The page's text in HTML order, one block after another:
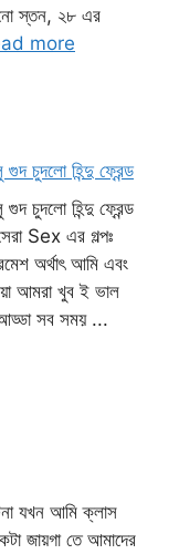
স্তন, ২৮ এর
more
চুদলো হিন্দু ফ্রেন্ড
চুদলো হিন্দু ফ্রেন্ড
Sex এর গল্পঃ
অর্থাৎ আমি এবং
আমরা খুব ই ভাল
সব সময় ...
যখন আমি ক্লাস
জায়গা তে আমাদের